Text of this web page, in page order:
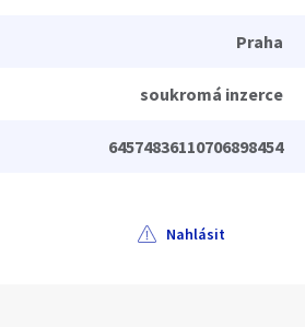
Praha
soukromá inzerce
64574836110706898454
Nahlásit